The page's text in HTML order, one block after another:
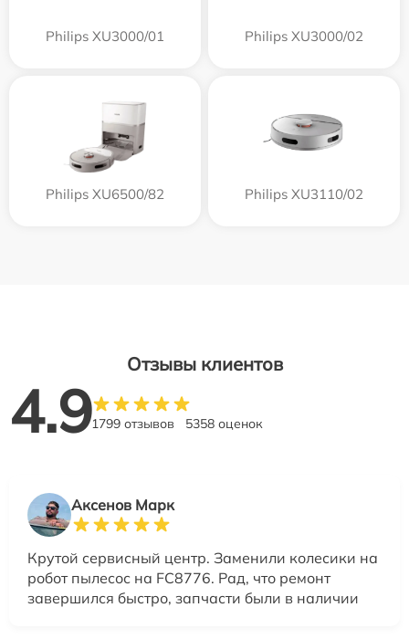
Philips XU3000/01 Philips XU3000/02
Philips XU6500/82 Philips XU3110/02
Отзывы клиентов
4.91799 отзывов 5358 оценок
Аксенов Марк
Крутой сервисный центр. Заменили колесики на
робот пылесос на FC8776. Рад, что ремонт
завершился быстро, запчасти были в наличии